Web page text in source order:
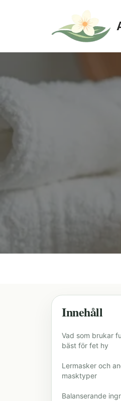
innehåll
Innehåll
Vad som brukar
bäst för fet hy
Lermasker och
masktyper
Balanserande